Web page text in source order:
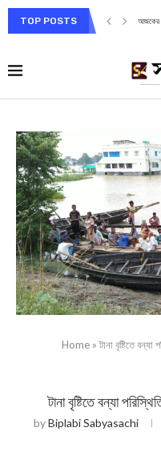
TOP POSTS আজকের
Home»টানা বৃষ্টিতে
টানা বৃষ্টিতে বন্যা
byBiplabi Sabyasachi